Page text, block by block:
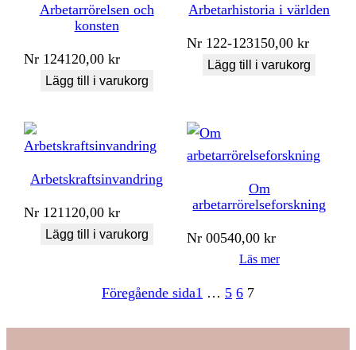
Arbetarrörelsen och
konsten
Nr 124120,00kr
Lägg till i varukorg
Arbetarhistoria i världen
Nr 122-123150,00kr
Lägg till i varukorg
Arbetskraftsinvandring
Nr 121120,00kr
Lägg till i varukorg
Om
arbetarrörelseforskning
Nr 00540,00kr
Läs mer
Föregående sida1 … 5 6 7